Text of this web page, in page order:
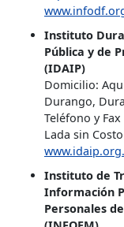
Instituto
Pública y de
(IDAIP)
Domicilio:
Durango,
Teléfono y Fax
Lada sin
Instituto de
Información
Personales